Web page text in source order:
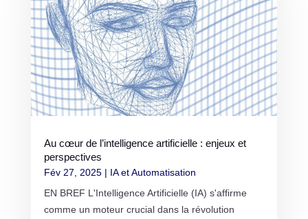
Au cœur de l’intelligence artificielle : enjeux et
perspectives
Fév 27, 2025| IA et Automatisation
EN BREF L'Intelligence Artificielle (IA) s'affirme
comme un moteur crucial dans la révolution